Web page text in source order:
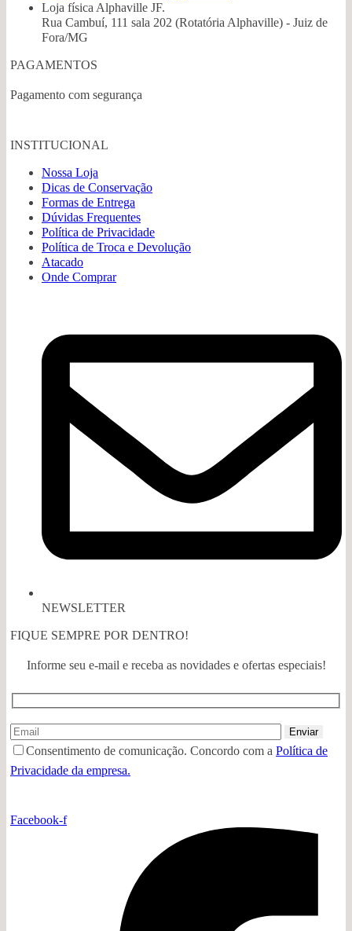
Loja física Alphaville JF.
Rua Cambuí, 111 sala 202 (Rotatória Alphaville) - Juiz de
Fora/MG
PAGAMENTOS
Pagamento com segurança
INSTITUCIONAL
Nossa Loja
Dicas de Conservação
Formas de Entrega
Dúvidas Frequentes
Política de Privacidade
Política de Troca e Devolução
Atacado
Onde Comprar
NEWSLETTER
FIQUE SEMPRE POR DENTRO!
Informe seu e-mail e receba as novidades e ofertas especiais!
Consentimento de comunicação. Concordo com a Política de
Privacidade da empresa.
Facebook-f